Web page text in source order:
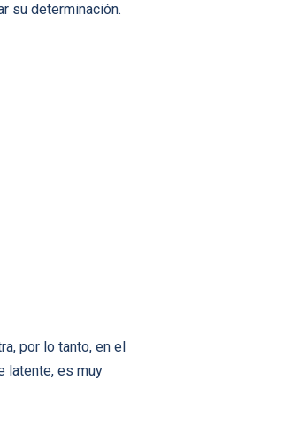
su determinación.
por lo tanto, en el
latente, es muy